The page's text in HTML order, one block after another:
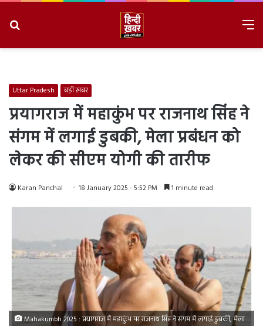
Uttar Pradesh बड़ी ख़बर
प्रयागराज में महाकुंभ पर राजनाथ सिंह ने
संगम में लगाई डुबकी, मेला प्रबंधन को
लेकर की सीएम योगी की तारीफ
Karan Panchal 18 January 2025 - 5:52 PM 1 minute read
Mahakumbh 2025 : प्रयागराज में महाकुंभ पर राजनाथ सिंह ने संगम में लगाई डुबकी, मेला